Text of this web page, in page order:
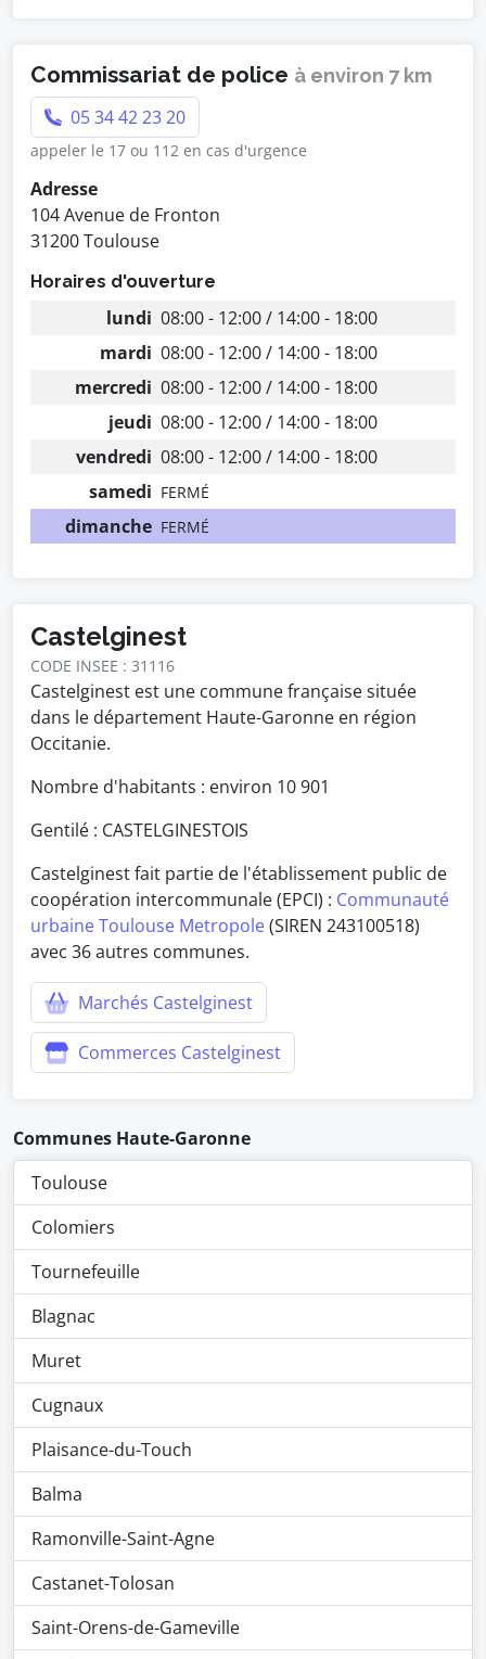
Commissariat de police à environ 7 km
05 34 42 23 20
appeler le 17 ou 112 en cas d'urgence
Adresse
104 Avenue de Fronton
31200 Toulouse
Horaires d'ouverture
lundi 08:00 - 12:00 / 14:00 - 18:00
mardi 08:00 - 12:00 / 14:00 - 18:00
mercredi 08:00 - 12:00 / 14:00 - 18:00
jeudi 08:00 - 12:00 / 14:00 - 18:00
vendredi 08:00 - 12:00 / 14:00 - 18:00
samedi FERMÉ
dimanche FERMÉ
Castelginest
CODE INSEE : 31116
Castelginest est une commune française située
dans le département Haute-Garonne en région
Occitanie.
Nombre d'habitants : environ 10 901
Gentilé : CASTELGINESTOIS
Castelginest fait partie de l'établissement public de
coopération intercommunale (EPCI) : Communauté
urbaine Toulouse Metropole(SIREN 243100518)
avec 36 autres communes.
Marchés Castelginest
Commerces Castelginest
Communes Haute-Garonne
Toulouse
Colomiers
Tournefeuille
Blagnac
Muret
Cugnaux
Plaisance-du-Touch
Balma
Ramonville-Saint-Agne
Castanet-Tolosan
Saint-Orens-de-Gameville